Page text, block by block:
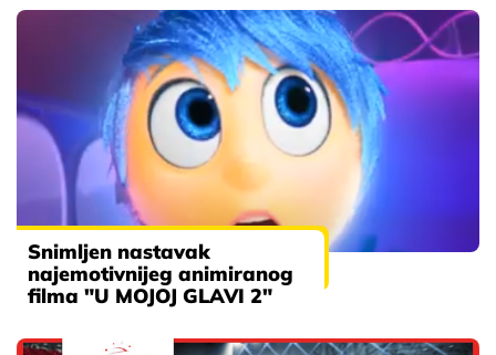
Snimljen nastavak
najemotivnijeg animiranog
filma "U MOJOJ GLAVI 2"